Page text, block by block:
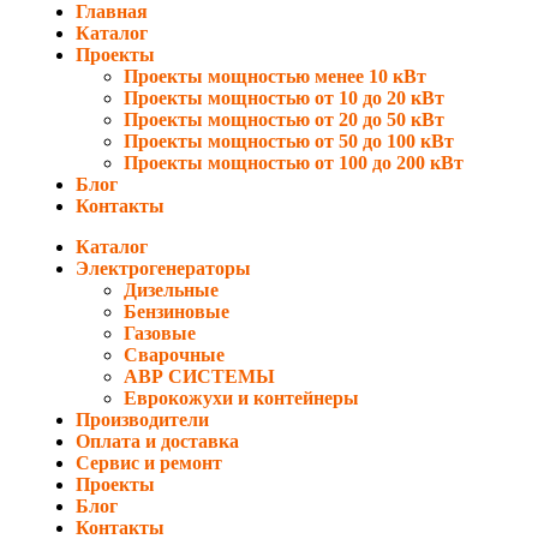
Главная
Каталог
Проекты
Проекты мощностью менее 10 кВт
Проекты мощностью от 10 до 20 кВт
Проекты мощностью от 20 до 50 кВт
Проекты мощностью от 50 до 100 кВт
Проекты мощностью от 100 до 200 кВт
Блог
Контакты
Каталог
Электрогенераторы
Дизельные
Бензиновые
Газовые
Сварочные
АВР СИСТЕМЫ
Еврокожухи и контейнеры
Производители
Оплата и доставка
Сервис и ремонт
Проекты
Блог
Контакты